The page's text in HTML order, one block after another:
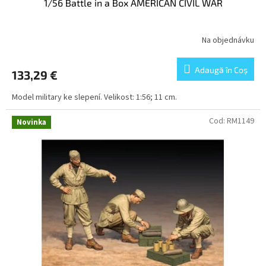
1/56 Battle in a Box AMERICAN CIVIL WAR
Na objednávku
133,29 € Adaugă în Coş
Model military ke slepení. Velikost: 1:56; 11 cm.
Novinka Cod: RM1149